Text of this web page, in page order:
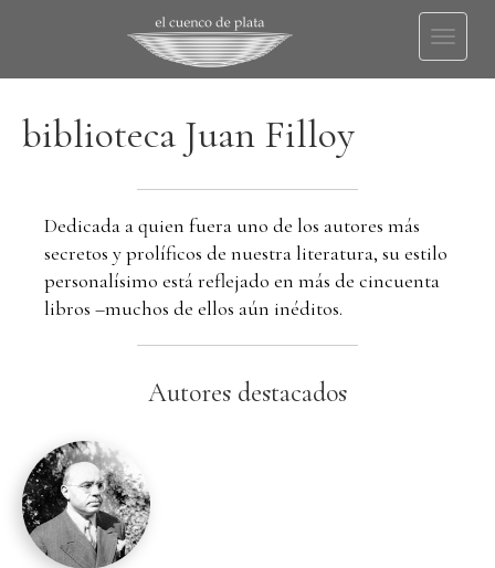
Toggle
biblioteca Juan Filloy
Dedicada a quien fuera uno de los autores más
secretos y prolíficos de nuestra literatura, su estilo
personalísimo está reflejado en más de cincuenta
libros –muchos de ellos aún inéditos.
Autores destacados